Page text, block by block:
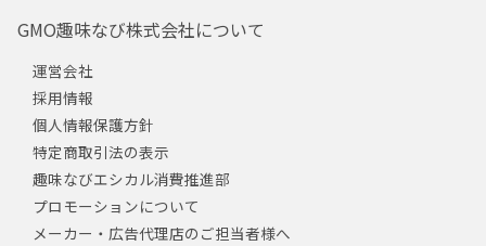
GMO趣味なび株式会社について
運営会社
採用情報
個人情報保護方針
特定商取引法の表示
趣味なびエシカル消費推進部
プロモーションについて
メーカー・広告代理店のご担当者様へ